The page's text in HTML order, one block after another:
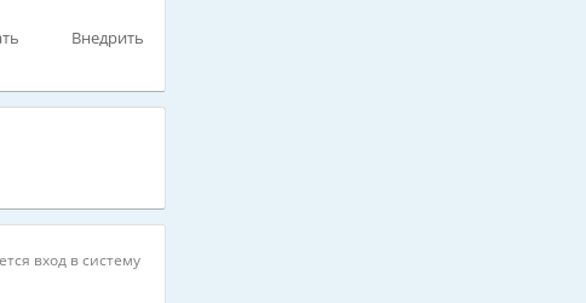
Внедрить
вход в систему